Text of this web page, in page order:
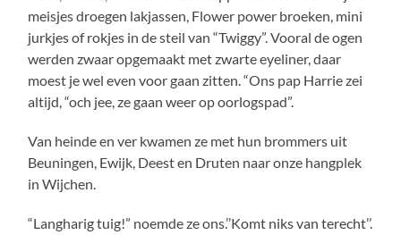
meisjes droegen lakjassen, Flower power broeken, mini
jurkjes of rokjes in de steil van “Twiggy”. Vooral de ogen
werden zwaar opgemaakt met zwarte eyeliner, daar
moest je wel even voor gaan zitten. “Ons pap Harrie zei
altijd, “och jee, ze gaan weer op oorlogspad”.
Van heinde en ver kwamen ze met hun brommers uit
Beuningen, Ewijk, Deest en Druten naar onze hangplek
in Wijchen.
“Langharig tuig!” noemde ze ons.’’Komt niks van terecht’’.